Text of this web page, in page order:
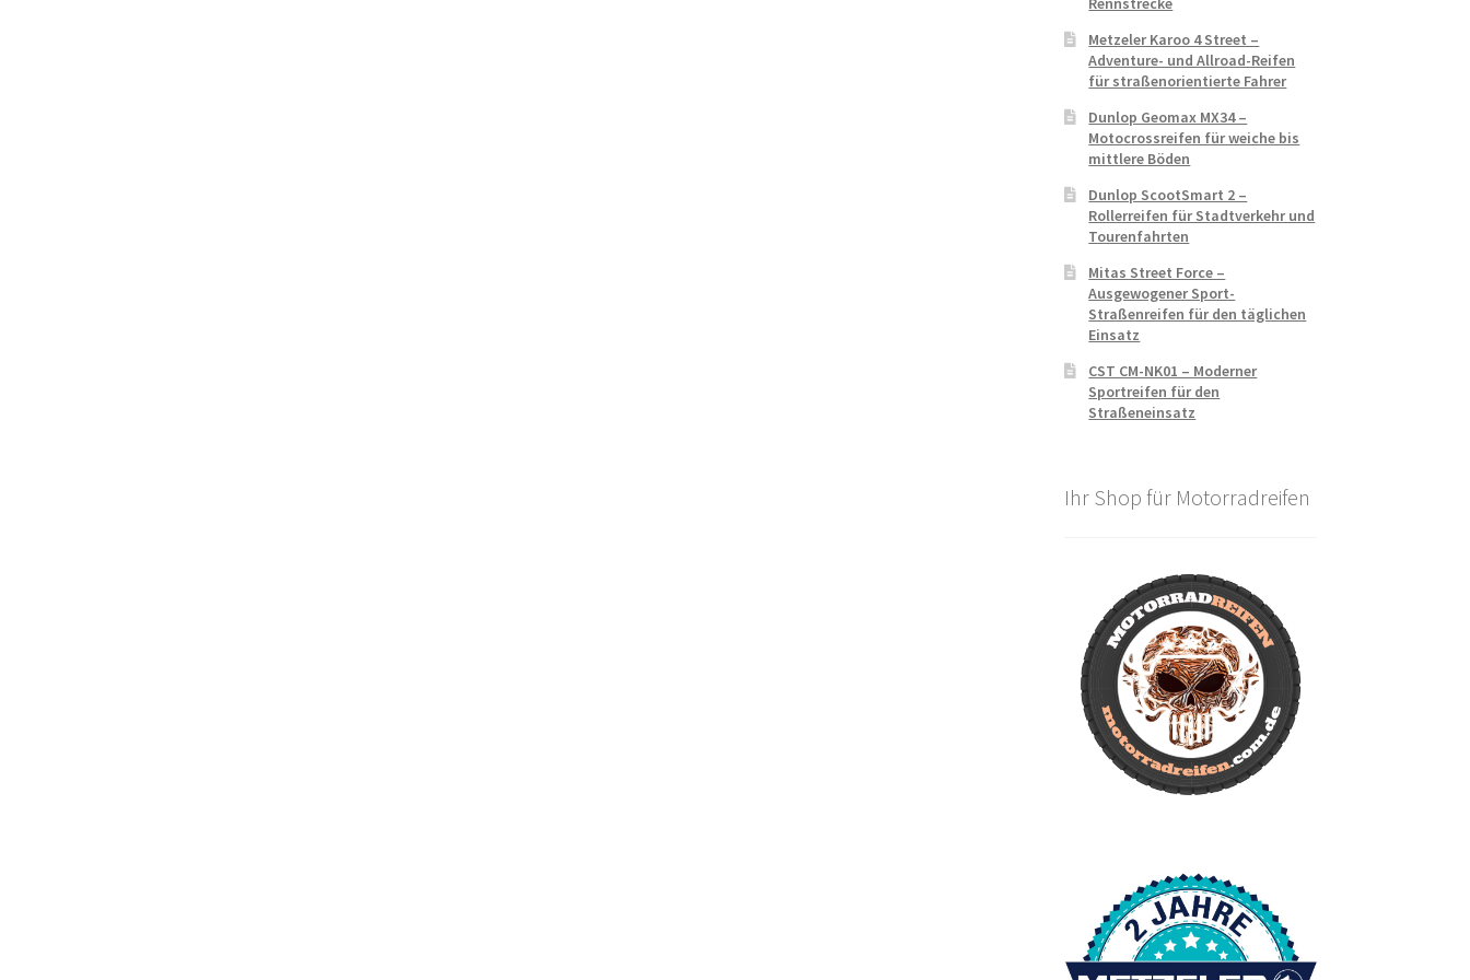
Metzeler Karoo 4 Street –
Adventure- und Allroad-Reifen
für straßenorientierte Fahrer
Dunlop Geomax MX34 –
Motocrossreifen für weiche bis
mittlere Böden
Dunlop ScootSmart 2 –
Rollerreifen für Stadtverkehr und
Tourenfahrten
Mitas Street Force –
Ausgewogener Sport-
Straßenreifen für den täglichen
Einsatz
CST CM-NK01 – Moderner
Sportreifen für den
Straßeneinsatz
Ihr Shop für Motorradreifen